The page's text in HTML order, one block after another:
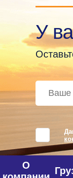
У
О